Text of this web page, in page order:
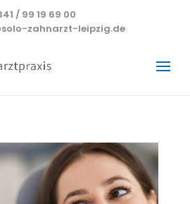
/ 99 19 69 00
zahnarzt-leipzig.de